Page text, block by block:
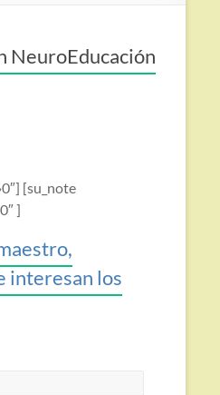
NeuroEducación
[su_note
]
interesan los